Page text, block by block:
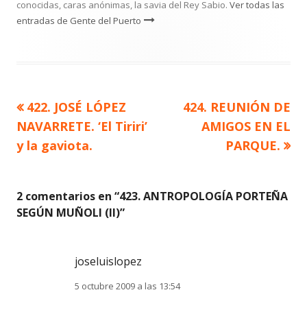
conocidas, caras anónimas, la savia del Rey Sabio. Ver todas las
entradas de Gente del Puerto
Navegación
de
Artículo
anterior
422. JOSÉ LÓPEZ
NAVARRETE. ‘El Tiriri’
y la gaviota.
Artículo
siguiente
424. REUNIÓN DE
AMIGOS EN EL
PARQUE.
2 comentarios en “423. ANTROPOLOGÍA PORTEÑA
SEGÚN MUÑOLI (II)”
joseluislopez
5 octubre 2009 a las 13:54